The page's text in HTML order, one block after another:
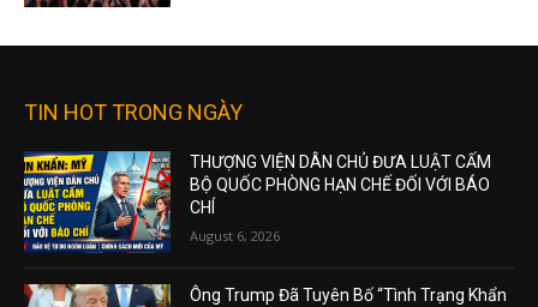
TIN HOT TRONG NGÀY
THƯỢNG VIỆN DÂN CHỦ ĐƯA LUẬT CẤM
BỘ QUỐC PHÒNG HẠN CHẾ ĐỐI VỚI BÁO
CHÍ
August 6, 2026
Ông Trump Đã Tuyên Bố “Tình Trạng Khẩn